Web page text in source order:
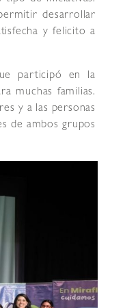
desarrollar
y felicito a
participó en la
muchas familias.
y a las personas
de ambos grupos